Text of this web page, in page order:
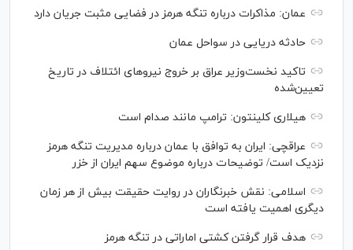
عمان: مذاکرات درباره تنگه هرمز در فضایی مثبت جریان دارد
حادثه دریایی در سواحل عمان
تاکید نخست‌وزیر عراق بر خروج نیروهای ائتلاف در تاریخ
تعیین‌شده
هیلاری کلینتون: ترامپ مانند صدام است
عراقچی: ایران به توافق با عمان درباره مدیریت تنگه هرمز
نزدیک است/ توضیحات درباره موضوع سهم ایران از خزر
اسلامی: نقش خبرنگاران در روایت حقیقت بیش از هر زمان
دیگری اهمیت یافته است
هدف قرار گرفتن کشتی اماراتی در تنگه هرمز